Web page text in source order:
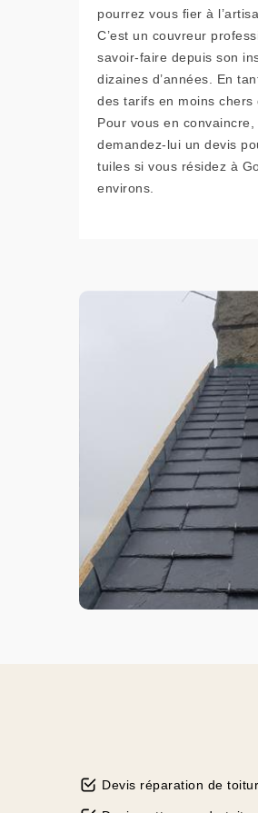
pourrez vous fier à
C’est un couvreur
savoir-faire depuis son
dizaines d’années. En
des tarifs en moins chers
Pour vous en
demandez-lui un devis
tuiles si vous résidez à
environs.
Devis réparation de